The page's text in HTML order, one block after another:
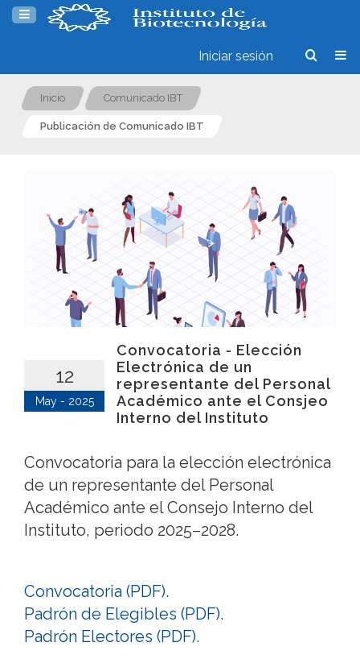
Iniciar sesión
Inicio Comunicado IBT
Publicación de Comunicado IBT
12
May - 2025
Convocatoria - Elección
Electrónica de un
representante del Personal
Académico ante el Consjeo
Interno del Instituto
Convocatoria para la elección electrónica
de un representante del Personal
Académico ante el Consejo Interno del
Instituto, periodo 2025–2028.
Convocatoria (PDF).
Padrón de Elegibles (PDF).
Padrón Electores (PDF).